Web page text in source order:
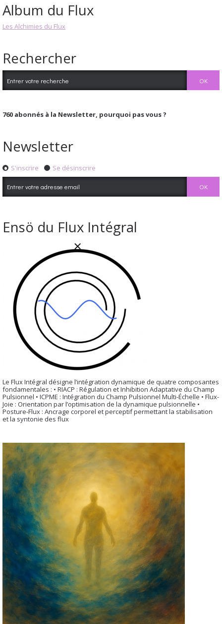
Album du Flux
Les Alchimies du Flux
Rechercher
760 abonnés à la Newsletter, pourquoi pas vous ?
Newsletter
S'inscrire Se désinscrire
Ensö du Flux Intégral
Le Flux Intégral désigne l’intégration dynamique de quatre composantes
fondamentales : • RIACP : Régulation et Inhibition Adaptative du Champ
Pulsionnel • ICPME : Intégration du Champ Pulsionnel Multi-Échelle • Flux-
Joie : Orientation par l’optimisation de la dynamique pulsionnelle •
Posture-Flux : Ancrage corporel et perceptif permettant la stabilisation
et la syntonie des flux